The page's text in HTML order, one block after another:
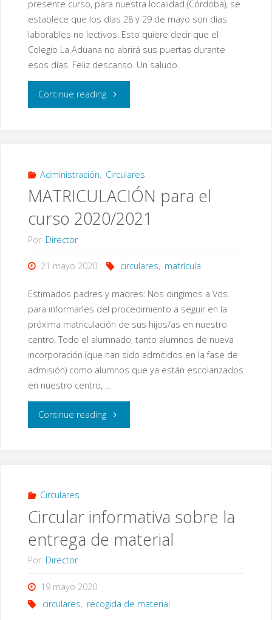
presente curso, para nuestra localidad (Córdoba), se
establece que los días 28 y 29 de mayo son días
laborables no lectivos. Esto quiere decir que el
Colegio La Aduana no abrirá sus puertas durante
esos días. Feliz descanso. Un saludo.
Continue reading"Días
lectivos"
Administración, Circulares
MATRICULACIÓN para el
curso 2020/2021
Por Director
21 mayo 2020 circulares, matrícula
Estimados padres y madres: Nos dirigimos a Vds.
para informarles del procedimiento a seguir en la
próxima matriculación de sus hijos/as en nuestro
centro. Todo el alumnado, tanto alumnos de nueva
incorporación (que han sido admitidos en la fase de
admisión) como alumnos que ya están escolarizados
en nuestro centro, …
Continue reading"MATRICULACIÓN
2020/2021"
Circulares
Circular informativa sobre la
entrega de material
Por Director
19 mayo 2020
circulares, recogida de material